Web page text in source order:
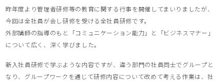
昨年度より管理者研修等の教育に関する行事を開催してまいりましたが、
今回は全社員が会し研修を受ける全社員研修です。
外部講師の指導のもと「コミュニケーション能力」と「ビジネスマナー」
について広く、深く学びました。
新入社員研修で学ぶような内容ですが、違う部門の社員同士でグループと
なり、グループワークを通じて研修内容について改めて考える作業は、社